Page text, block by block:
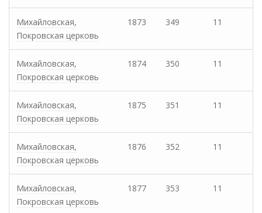
Михайловская,
Покровская церковь
1873 349 11
Михайловская,
Покровская церковь
1874 350 11
Михайловская,
Покровская церковь
1875 351 11
Михайловская,
Покровская церковь
1876 352 11
Михайловская,
Покровская церковь
1877 353 11